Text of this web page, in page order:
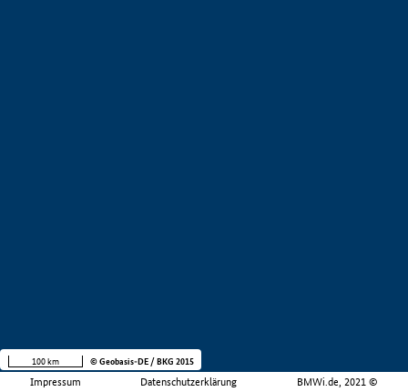
Impressum Datenschutzerklärung BMWi.de, 2021 ©
100 km © Geobasis-DE / BKG 2015